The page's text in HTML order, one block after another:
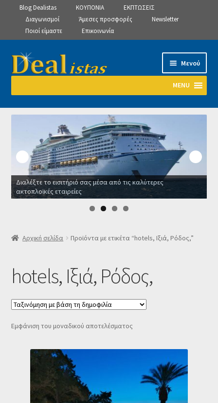
Blog Dealistas ΚΟΥΠΟΝΙΑ
ΕΚΠΤΩΣΕΙΣ
Διαγωνισμοί
Άμεσες προσφορές
Newsletter
Ποιοί είμαστε
Επικοινωνία
Απευθείας
μετάβαση
πλοήγηση
Μετάβαση
σε
Μενού
MENU
Αρχική
Manage Subscriptions
Manage Subscriptions
Manage Subscriptions
SLIDER
Κατάστημα
Διαλέξτε το εισιτήριό σας μέσα από τις καλύτερες
ακτοπλοϊκές εταιρείες
Αρχική σελίδα Προϊόντα με ετικέτα “hotels, Ιξιά, Ρόδος,”
hotels, Ιξιά, Ρόδος,
Εμφάνιση του μοναδικού αποτελέσματος